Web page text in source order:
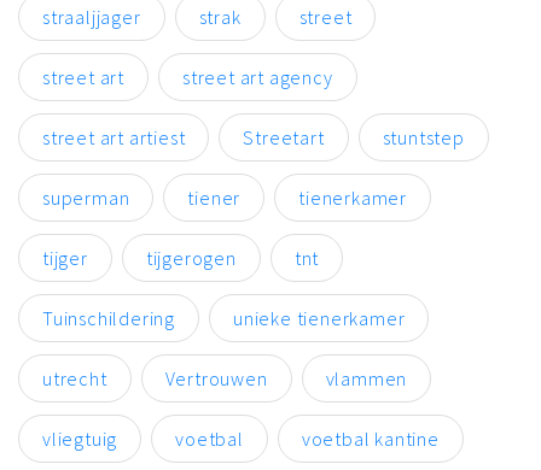
straaljjager strak street
street art street art agency
street art artiest Streetart stuntstep
superman tiener tienerkamer
tijger tijgerogen tnt
Tuinschildering unieke tienerkamer
utrecht Vertrouwen vlammen
vliegtuig voetbal voetbal kantine